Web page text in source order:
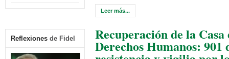
Reflexiones de Fidel
Leer más...
Recuperación de la Casa
Derechos Humanos: 901